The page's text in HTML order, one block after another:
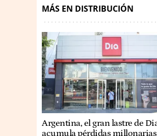
MÁS EN DISTRIBUCIÓN
Argentina, el gran lastre de
acumula pérdidas